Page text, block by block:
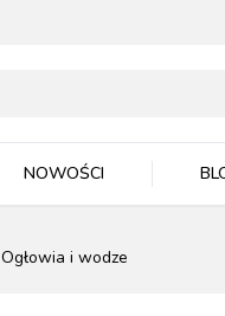
NOWOŚCI
Ogłowia i wodze